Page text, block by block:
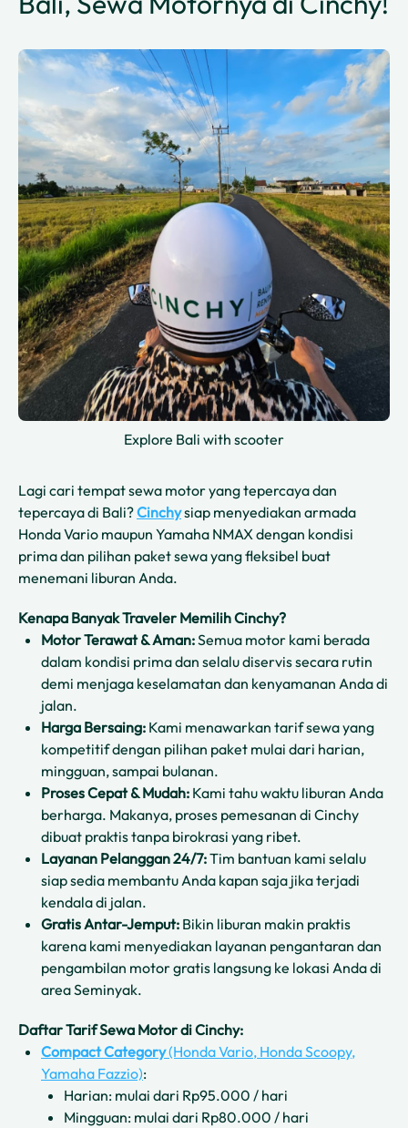
Explore Bali with scooter
Lagi cari tempat sewa motor yang tepercaya dan
tepercaya di Bali?Cinchysiap menyediakan armada
Honda Vario maupun Yamaha NMAX dengan kondisi
prima dan pilihan paket sewa yang fleksibel buat
menemani liburan Anda.
Kenapa Banyak Traveler Memilih Cinchy?
Motor Terawat & Aman:Semua motor kami berada
dalam kondisi prima dan selalu diservis secara rutin
demi menjaga keselamatan dan kenyamanan Anda di
jalan.
Harga Bersaing: Kami menawarkan tarif sewa yang
kompetitif dengan pilihan paket mulai dari harian,
mingguan, sampai bulanan.
Proses Cepat & Mudah: Kami tahu waktu liburan Anda
berharga. Makanya, proses pemesanan di Cinchy
dibuat praktis tanpa birokrasi yang ribet.
Layanan Pelanggan 24/7:Tim bantuan kami selalu
siap sedia membantu Anda kapan saja jika terjadi
kendala di jalan.
Gratis Antar-Jemput: Bikin liburan makin praktis
karena kami menyediakan layanan pengantaran dan
pengambilan motor gratis langsung ke lokasi Anda di
area Seminyak.
Daftar Tarif Sewa Motor di Cinchy:
Compact Category(Honda Vario, Honda Scoopy,
Yamaha Fazzio):
Harian: mulai dari Rp95.000 / hari
Mingguan: mulai dari Rp80.000 / hari